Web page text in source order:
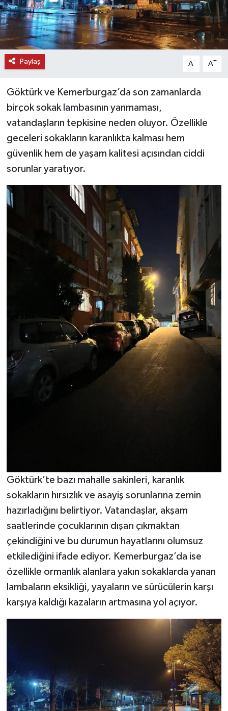
Paylaş A- A+
Göktürk ve Kemerburgaz’da son zamanlarda
birçok sokak lambasının yanmaması,
vatandaşların tepkisine neden oluyor. Özellikle
geceleri sokakların karanlıkta kalması hem
güvenlik hem de yaşam kalitesi açısından ciddi
sorunlar yaratıyor.
Göktürk’te bazı mahalle sakinleri, karanlık
sokakların hırsızlık ve asayiş sorunlarına zemin
hazırladığını belirtiyor. Vatandaşlar, akşam
saatlerinde çocuklarının dışarı çıkmaktan
çekindiğini ve bu durumun hayatlarını olumsuz
etkilediğini ifade ediyor. Kemerburgaz’da ise
özellikle ormanlık alanlara yakın sokaklarda yanan
lambaların eksikliği, yayaların ve sürücülerin karşı
karşıya kaldığı kazaların artmasına yol açıyor.
SPOR
TEKNOLOJİ
TİCARET
YAŞAM